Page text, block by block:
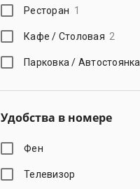
Ресторан 1
Кафе / Столовая 2
Парковка / Автостоянка
Удобства в номере
Фен
Телевизор